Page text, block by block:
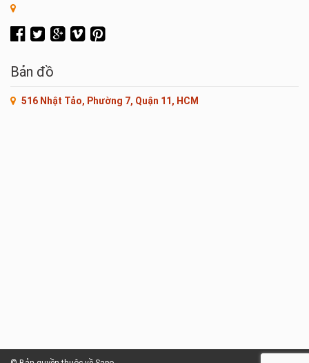
Bản đồ
516 Nhật Tảo, Phường 7, Quận 11, HCM